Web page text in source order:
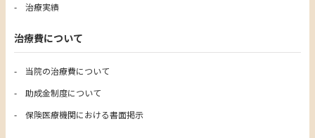
治療実績
治療費について
当院の治療費について
助成金制度について
保険医療機関における書面掲示